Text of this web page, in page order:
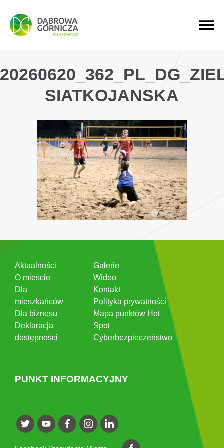
PRZEJDŹ DO MENU GŁÓWNEGO
PRZEJDŹ DO WYSZUKIWARKI
PRZEJDŹ DO TREŚCI
SIATKOJANSKA
Aktualności
O mieście
Dla
mieszkańców
Dla biznesu
Deklaracja
dostępności
Galerie
Wideo
Kontakt
Polityka prywatności
Mapa punktów Hot
Spot
Cyberbezpieczeństwo
PUNKT INFORMACYJNY